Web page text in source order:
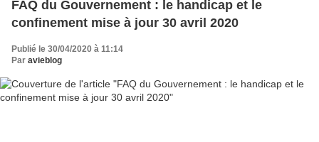
FAQ du Gouvernement : le handicap et le
confinement mise à jour 30 avril 2020
Publié le 30/04/2020 à 11:14
Par avieblog